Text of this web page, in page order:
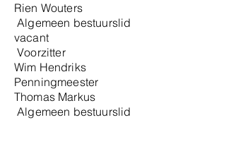
Rien Wouters
Algemeen bestuurslid
vacant
Voorzitter
Wim Hendriks
Penningmeester
Thomas Markus
Algemeen bestuurslid